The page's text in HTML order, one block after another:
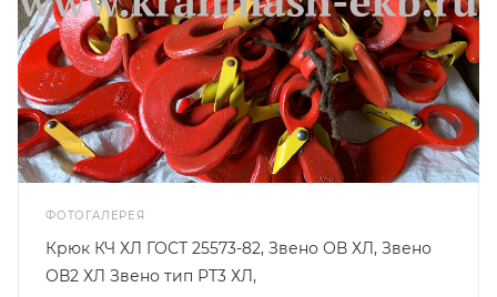
ФОТОГАЛЕРЕЯ
Крюк КЧ ХЛ ГОСТ 25573-82, Звено ОВ ХЛ, Звено
ОВ2 ХЛ Звено тип РТ3 ХЛ,